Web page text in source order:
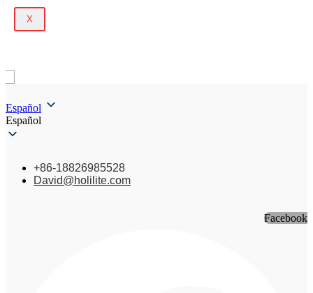
X
Español
Español
+86-18826985528
David@holilite.com
Facebook